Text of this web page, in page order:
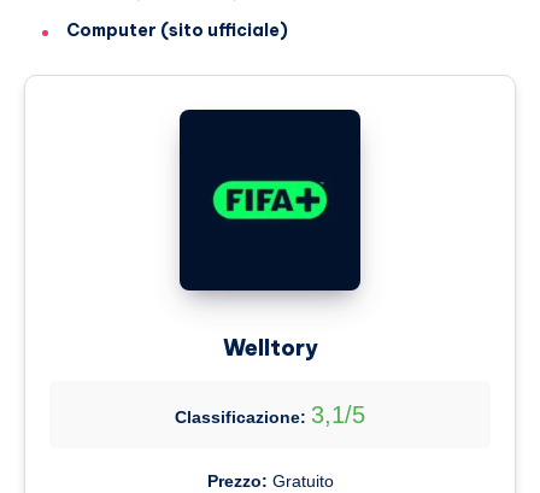
Computer (sito ufficiale)
Welltory
Classificazione: 3,1/5
Prezzo: Gratuito